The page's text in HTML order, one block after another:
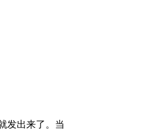
发出来了。当